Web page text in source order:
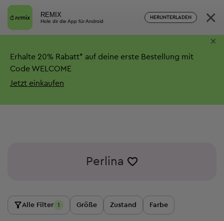
REMIX
Hole dir die App für Android
HERUNTERLADEN ×
Erhalte 20% Rabatt* auf deine erste Bestellung mit
Code WELCOME
Jetzt einkaufen
×
Perlina
Alle Filter 1 Größe Zustand Farbe